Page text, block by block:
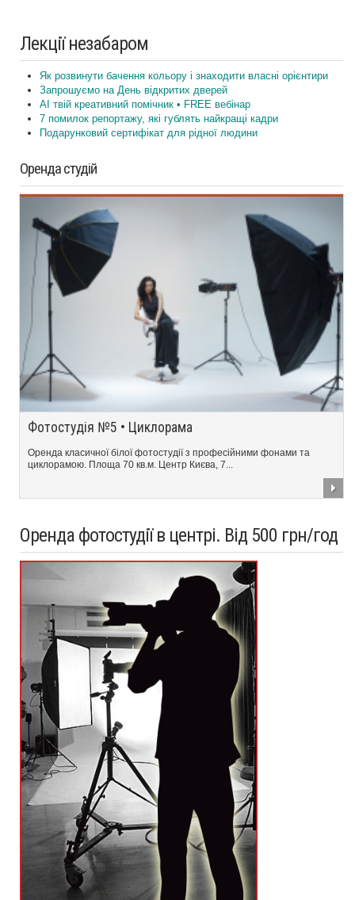
Лекції незабаром
Як розвинути бачення кольору і знаходити власні орієнтири
Запрошуємо на День відкритих дверей
AI твій креативний помічник • FREE вебінар
7 помилок репортажу, які гублять найкращі кадри
Подарунковий сертифікат для рідної людини
Оренда студій
Фотостудія №5 • Циклорама
Оренда класичної білої фотостудії з професійними фонами та
циклорамою. Площа 70 кв.м. Центр Києва, 7...
Оренда фотостудії в центрі. Від 500 грн/год